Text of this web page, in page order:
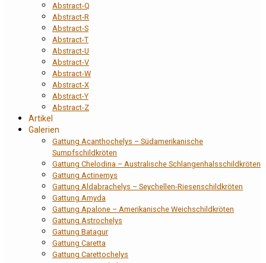
Abstract-Q
Abstract-R
Abstract-S
Abstract-T
Abstract-U
Abstract-V
Abstract-W
Abstract-X
Abstract-Y
Abstract-Z
Artikel
Galerien
Gattung Acanthochelys – Südamerikanische
Sumpfschildkröten
Gattung Chelodina – Australische Schlangenhalsschildkröten
Gattung Actinemys
Gattung Aldabrachelys – Seychellen-Riesenschildkröten
Gattung Amyda
Gattung Apalone – Amerikanische Weichschildkröten
Gattung Astrochelys
Gattung Batagur
Gattung Caretta
Gattung Carettochelys